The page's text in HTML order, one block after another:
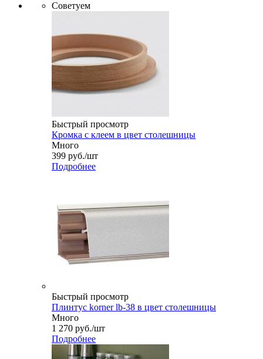
Советуем
Быстрый просмотр
Кромка с клеем в цвет столешницы
Много
399 руб./шт
Подробнее
Быстрый просмотр
Плинтус korner lb-38 в цвет столешницы
Много
1 270 руб./шт
Подробнее